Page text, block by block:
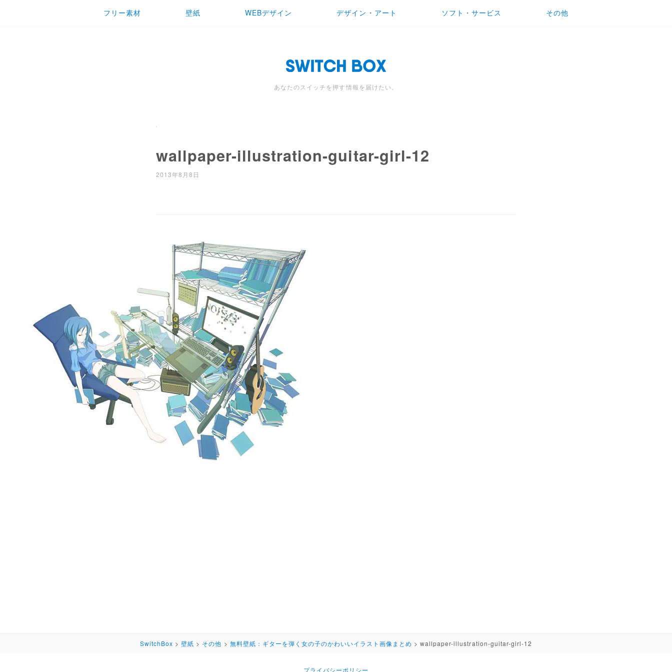
フリー素材 壁紙 WEBデザイン デザイン・アート ソフト・サービス その他
あなたのスイッチを押す情報を届けたい。
wallpaper-illustration-guitar-girl-12
2013年8月8日
SwitchBox >壁紙 > その他 > 無料壁紙：ギターを弾く女の子のかわいいイラスト画像まとめ >wallpaper-illustration-guitar-girl-12
プライバシーポリシー